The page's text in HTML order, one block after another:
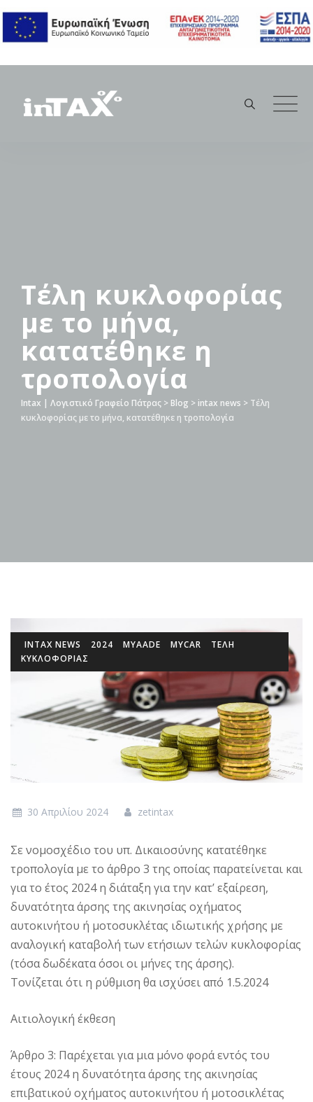
content
Τέλη κυκλοφορίας
με το μήνα,
κατατέθηκε η
τροπολογία
Intax | Λογιστικό Γραφείο Πάτρας > Blog > intax news > Τέλη
κυκλοφορίας με το μήνα, κατατέθηκε η τροπολογία
INTAX NEWS 2024 MYAADE MYCAR
ΤΕΛΗ
ΚΥΚΛΟΦΟΡΙΑΣ
30 Απριλίου 2024 zetintax
Σε νομοσχέδιο του υπ. Δικαιοσύνης κατατέθηκε
τροπολογία με το άρθρο 3 της οποίας παρατείνεται και
για το έτος 2024 η διάταξη για την κατ’ εξαίρεση,
δυνατότητα άρσης της ακινησίας οχήματος
αυτοκινήτου ή μοτοσυκλέτας ιδιωτικής χρήσης με
αναλογική καταβολή των ετήσιων τελών κυκλοφορίας
(τόσα δωδέκατα όσοι οι μήνες της άρσης).
Τονίζεται ότι η ρύθμιση θα ισχύσει από 1.5.2024
Αιτιολογική έκθεση
Άρθρο 3: Παρέχεται για μια μόνο φορά εντός του
έτους 2024 η δυνατότητα άρσης της ακινησίας
επιβατικού οχήματος αυτοκινήτου ή μοτοσικλέτας